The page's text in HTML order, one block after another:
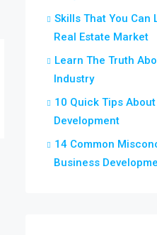
Skills That You Can
Real Estate Market
Learn The Truth
Industry
10 Quick Tips
Development
14 Common
Business